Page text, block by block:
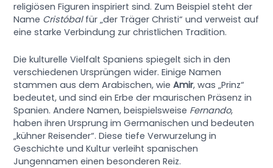
religiösen Figuren inspiriert sind. Zum Beispiel steht der
Name Cristóbalfür „der Träger Christi“ und verweist auf
eine starke Verbindung zur christlichen Tradition.
Die kulturelle Vielfalt Spaniens spiegelt sich in den
verschiedenen Ursprüngen wider. Einige Namen
stammen aus dem Arabischen, wieAmir, was „Prinz“
bedeutet, und sind ein Erbe der maurischen Präsenz in
Spanien. Andere Namen, beispielsweise Fernando,
haben ihren Ursprung im Germanischen und bedeuten
„kühner Reisender“. Diese tiefe Verwurzelung in
Geschichte und Kultur verleiht spanischen
Jungennamen einen besonderen Reiz.